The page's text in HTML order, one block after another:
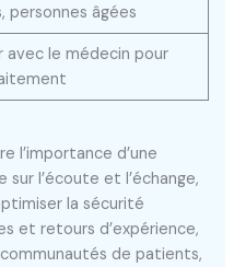
personnes âgées
avec le médecin pour
l’importance d’une
l’écoute et l’échange,
la sécurité
et retours d’expérience,
de patients,